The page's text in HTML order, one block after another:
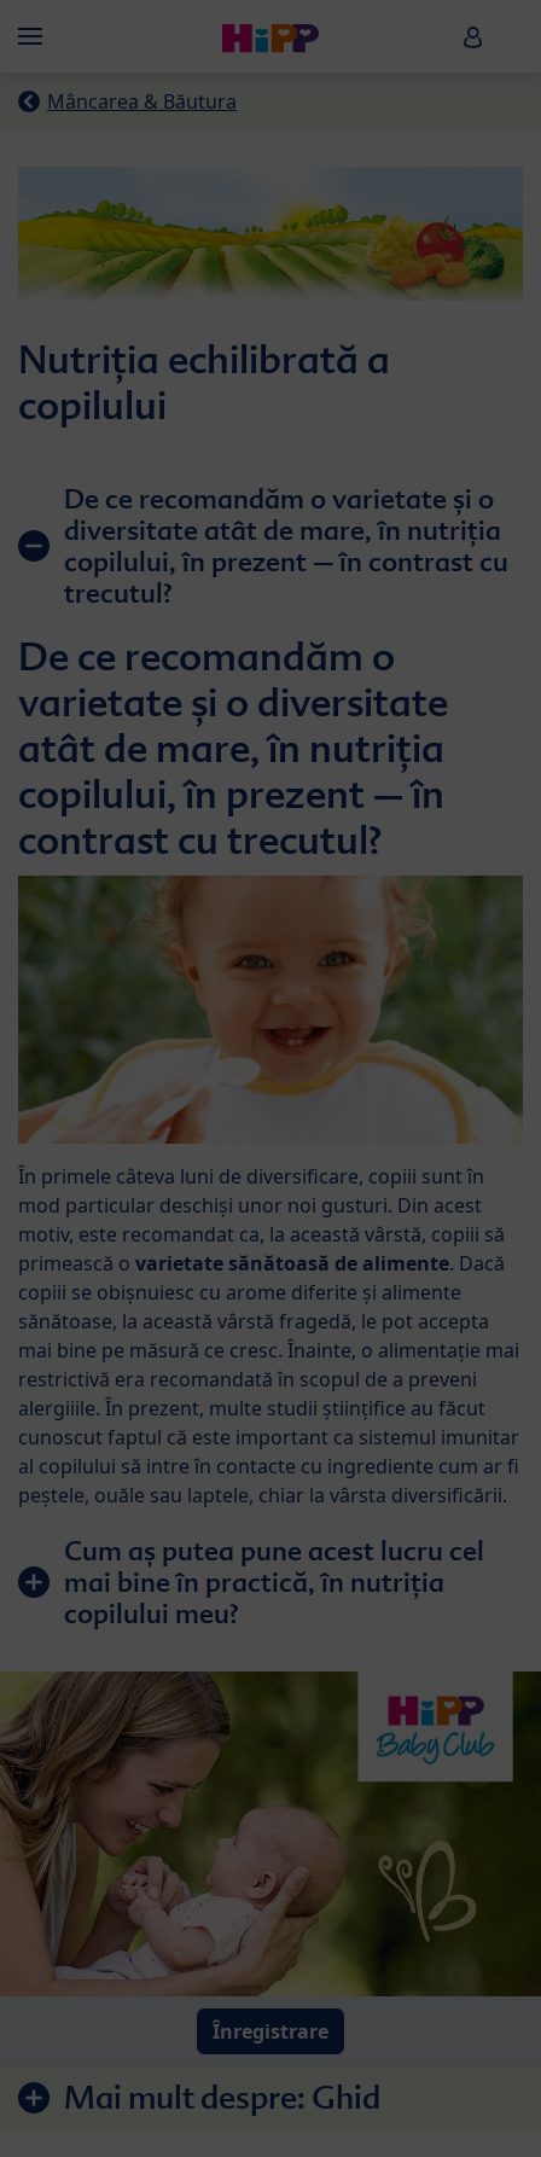
Menü HiPP
Mâncarea & Băutura
Nutriția echilibrată a
copilului
De ce recomandăm o varietate și o
diversitate atât de mare, în nutriția
copilului, în prezent – în contrast cu
trecutul?
De ce recomandăm o
varietate și o diversitate
atât de mare, în nutriția
copilului, în prezent – în
contrast cu trecutul?
În primele câteva luni de diversificare, copiii sunt în
mod particular deschiși unor noi gusturi. Din acest
motiv, este recomandat ca, la această vârstă, copiii să
primească o varietate sănătoasă de alimente. Dacă
copiii se obișnuiesc cu arome diferite și alimente
sănătoase, la această vârstă fragedă, le pot accepta
mai bine pe măsură ce cresc. Înainte, o alimentație mai
restrictivă era recomandată în scopul de a preveni
alergiiile. În prezent, multe studii științifice au făcut
cunoscut faptul că este important ca sistemul imunitar
al copilului să intre în contacte cu ingrediente cum ar fi
peștele, ouăle sau laptele, chiar la vârsta diversificării.
Cum aș putea pune acest lucru cel
mai bine în practică, în nutriția
copilului meu?
Înregistrare
Mai mult despre: Ghid